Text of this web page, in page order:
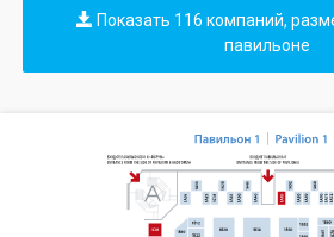
Показать 116 компаний,
павильоне